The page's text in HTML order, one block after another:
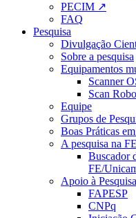
PECIM ↗
FAQ
Pesquisa
Divulgação
Sobre a pesquisa
Equipamentos
Scanner
Scan
Equipe
Grupos de
Boas Práticas
A pesquisa na FE
Buscador
FE/
Apoio à Pesquisa
FAPESP
CNPq